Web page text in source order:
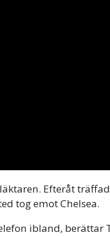
Efteråt
tog emot Chelsea.
ibland, berättar